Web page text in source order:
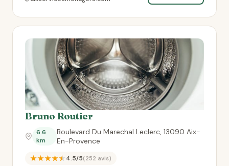
Bruno Routier
6.6
km
Boulevard Du Marechal Leclerc, 13090 Aix-
En-Provence
★★★★★4.5/5(252 avis)